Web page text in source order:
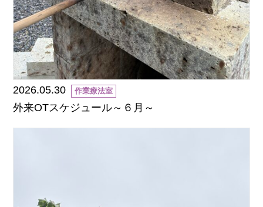
2026.05.30 作業療法室
外来OTスケジュール～６月～